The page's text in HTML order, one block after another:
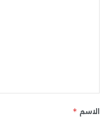
الاسم *